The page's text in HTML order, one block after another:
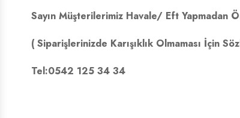
Sayın Müşterilerimiz Havale/ Eft Yapmadan
( Siparişlerinizde Karışıklık Olmaması İçin
Tel:0542 125 34 34